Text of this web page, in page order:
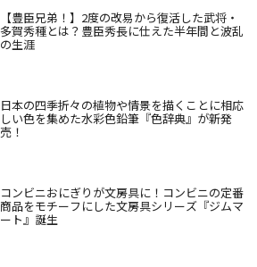
【豊臣兄弟！】2度の改易から復活した武将・
多賀秀種とは？豊臣秀長に仕えた半年間と波乱
の生涯
日本の四季折々の植物や情景を描くことに相応
しい色を集めた水彩色鉛筆『色辞典』が新発
売！
コンビニおにぎりが文房具に！コンビニの定番
商品をモチーフにした文房具シリーズ『ジムマ
ート』誕生